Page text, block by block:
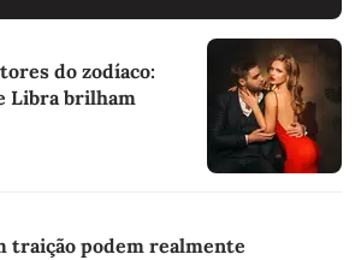
do zodíaco:
Libra brilham
traição podem realmente